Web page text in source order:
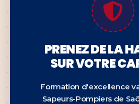
PRENEZ DE LA
SUR VOTRE
Formation d'excellence
Sapeurs-Pompiers de